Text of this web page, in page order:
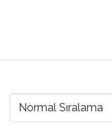
Normal Sıralama